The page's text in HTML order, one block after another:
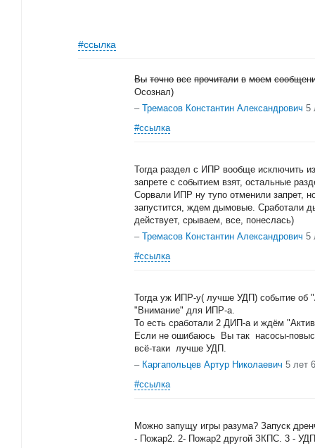
#ссылка
Вы точно все прочитали в моем
Осознал)
– Тремасов Константин Александрович 5
#ссылка
Тогда раздел с ИПР вообще исключить
запрете с событием взят, остальные
Сорвали ИПР ну тупо отменили запрет,
запустится, ждем дымовые. Сработали
действует, срываем, все, понеслась)
– Тремасов Константин Александрович 5
#ссылка
Тогда уж ИПР-у( лучше УДП) событие об
"Внимание" для ИПР-а.
То есть сработали 2 ДИП-а и ждём
Если не ошибаюсь Вы так насосы-
всё-таки лучше УДП.
– Каргапольцев Артур Николаевич 5 лет
#ссылка
Можно запущу игры разума? Запуск
- Пожар2. 2- Пожар2 другой ЗКПС. 3 -